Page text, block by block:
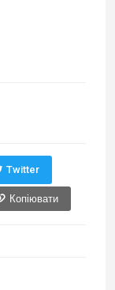
Twitter
Копіювати